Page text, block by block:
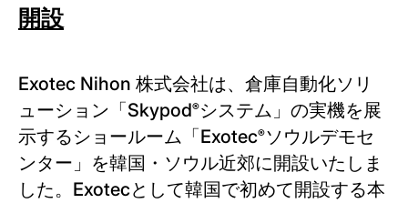
開設
Exotec Nihon 株式会社は、倉庫自動化ソリ
ューション「Skypod®システム」の実機を展
示するショールーム「Exotec®ソウルデモセ
ンター」を韓国・ソウル近郊に開設いたしま
した。Exotecとして韓国で初めて開設する本